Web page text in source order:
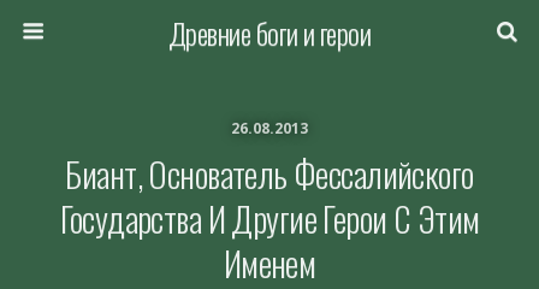
Древние боги и герои
26.08.2013
Биант, Основатель Фессалийского
Государства И Другие Герои С Этим
Именем